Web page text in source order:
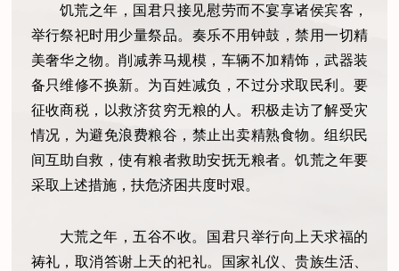
饥荒之年，国君只接见慰劳而不宴享诸侯宾客，
举行祭祀时用少量祭品。奏乐不用钟鼓，禁用一切精
美奢华之物。削减养马规模，车辆不加精饰，武器装
备只维修不换新。为百姓减负，不过分求取民利。要
征收商税，以救济贫穷无粮的人。积极走访了解受灾
情况，为避免浪费粮谷，禁止出卖精熟食物。组织民
间互助自救，使有粮者救助安抚无粮者。饥荒之年要
采取上述措施，扶危济困共度时艰。
大荒之年，五谷不收。国君只举行向上天求福的
祷礼，取消答谢上天的祀礼。国家礼仪、贵族生活、